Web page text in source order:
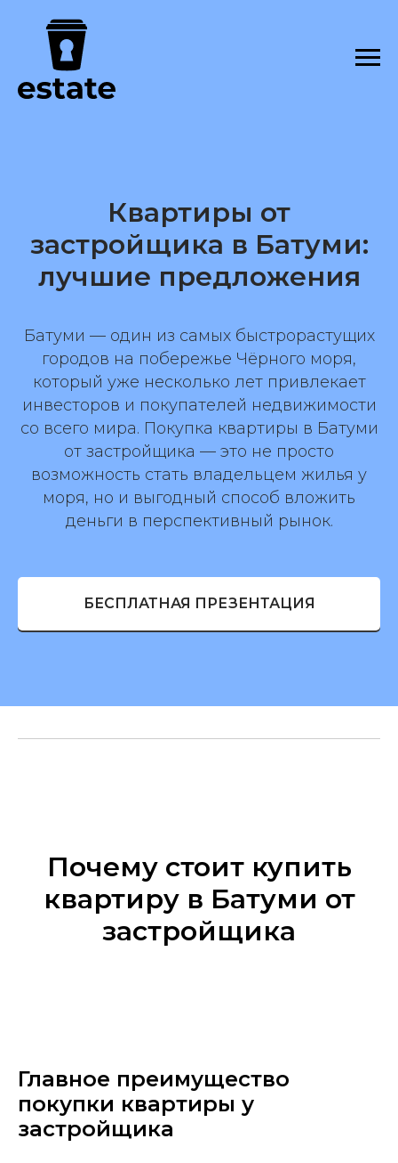
Квартиры от
застройщика в Батуми:
лучшие предложения
Батуми — один из самых быстрорастущих
городов на побережье Чёрного моря,
который уже несколько лет привлекает
инвесторов и покупателей недвижимости
со всего мира. Покупка квартиры в Батуми
от застройщика — это не просто
возможность стать владельцем жилья у
моря, но и выгодный способ вложить
деньги в перспективный рынок.
БЕСПЛАТНАЯ ПРЕЗЕНТАЦИЯ
Почему стоит купить
квартиру в Батуми от
застройщика
Главное преимущество
покупки квартиры у
застройщика